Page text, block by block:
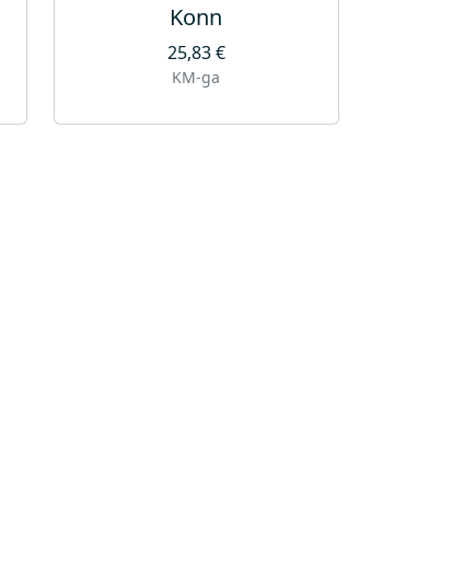
Konn
25,83€
KM-ga